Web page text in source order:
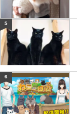
5
6